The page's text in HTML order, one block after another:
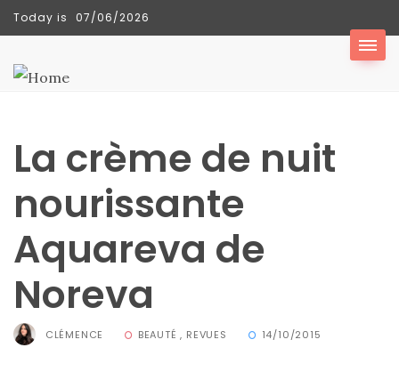
TENDANCES
Sac
Floral
Tote
Bag
de Silkyhaus :
mon
avis
Today is 07/06/2026
La crème de nuit
nourissante
Aquareva de
Noreva
CLÉMENCE BEAUTÉ , REVUES 14/10/2015